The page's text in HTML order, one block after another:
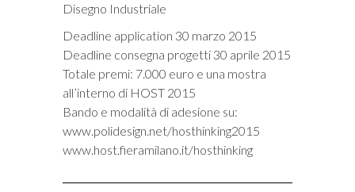
Disegno Industriale
Deadline application 30 marzo 2015
Deadline consegna progetti 30 aprile 2015
Totale premi: 7.000 euro e una mostra
all’interno di HOST 2015
Bando e modalità di adesione su:
www.polidesign.net/hosthinking2015
www.host.fieramilano.it/hosthinking